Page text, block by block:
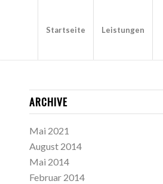
Startseite Leistungen
ARCHIVE
Mai 2021
August 2014
Mai 2014
Februar 2014